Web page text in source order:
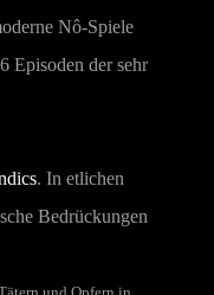
Nô-Spiele
Episoden der sehr
. In etlichen
Bedrückungen